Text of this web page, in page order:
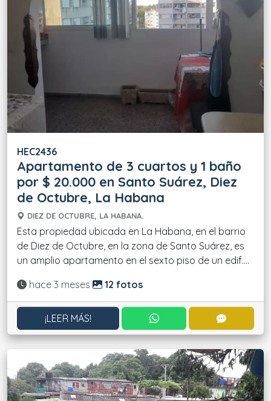
HEC2436
Apartamento de 3 cuartos y 1 baño
por $ 20.000 en Santo Suárez, Diez
de Octubre, La Habana
DIEZ DE OCTUBRE, LA HABANA.
Esta propiedad ubicada en La Habana, en el barrio
de Diez de Octubre, en la zona de Santo Suárez, es
un amplio apartamento en el sexto piso de un edif....
Actualizado:
hace 3 meses 12 fotos
¡LEER MÁS! CONTACTAR POR